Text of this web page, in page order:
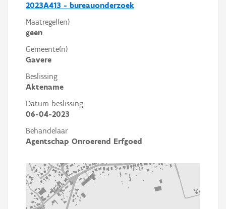
2023A413 - bureauonderzoek
Maatregel(en)
geen
Gemeente(n)
Gavere
Beslissing
Aktename
Datum beslissing
06-04-2023
Behandelaar
Agentschap Onroerend Erfgoed